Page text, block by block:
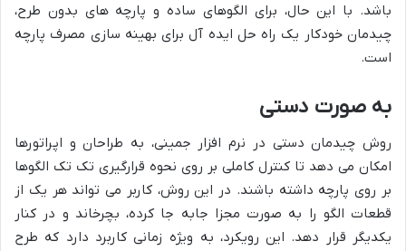
باشد. با این حال، برای الگوهای ساده و پارچه های بدون طرح،
چیدمان خودکار یک راه حل ایده آل برای بهینه سازی مصرف پارچه
است.
به صورت دستی
روش چیدمان دستی در نرم افزار جمینی، به طراحان و اپراتورها
امکان می دهد تا کنترل کاملی بر روی نحوه قرارگیری تک تک الگوها
بر روی پارچه داشته باشند. در این روش، کاربر می تواند هر یک از
قطعات الگو را به صورت مجزا جابه جا کرده، بچرخاند و در کنار
یکدیگر قرار دهد. این رویکرد، به ویژه زمانی کاربرد دارد که طرح